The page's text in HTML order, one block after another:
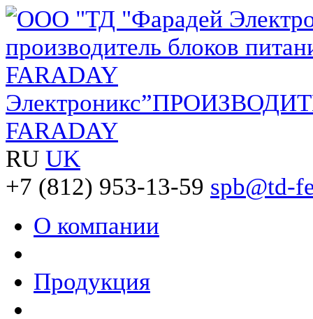
Электроникс”
FARADAY
RU UK
+7 (812) 953-13-59 spb@td-
О компании
Продукция